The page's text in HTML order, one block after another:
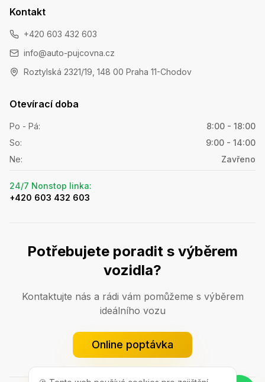
Kontakt
+420 603 432 603
info@auto-pujcovna.cz
Roztylská 2321/19, 148 00 Praha 11-Chodov
Otevírací doba
Po - Pá:
8:00 - 18:00
So:
9:00 - 14:00
Ne: Zavřeno
24/7 Nonstop linka:
+420 603 432 603
Potřebujete poradit s výběrem
vozidla?
Kontaktujte nás a rádi vám pomůžeme s výběrem
ideálního vozu
Online poptávka